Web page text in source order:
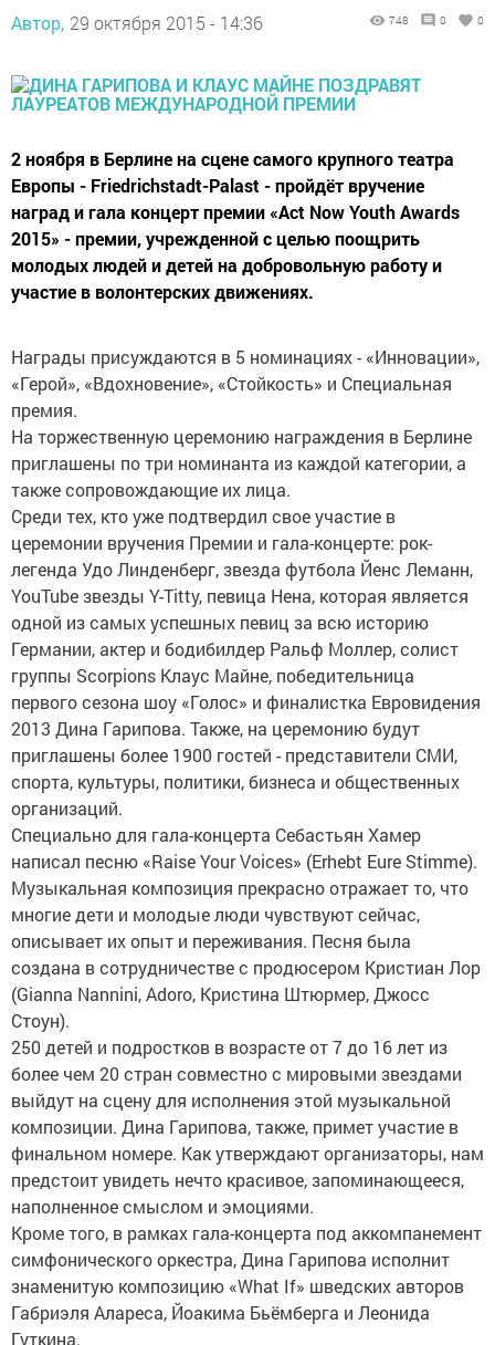
Автор, 29 октября 2015 - 14:36 748 0 0
2 ноября в Берлине на сцене самого крупного театра
Европы - Friedrichstadt-Palast - пройдёт вручение
наград и гала концерт премии «Act Now Youth Awards
2015» - премии, учрежденной с целью поощрить
молодых людей и детей на добровольную работу и
участие в волонтерских движениях.
Награды присуждаются в 5 номинациях - «Инновации»,
«Герой», «Вдохновение», «Стойкость» и Специальная
премия.
На торжественную церемонию награждения в Берлине
приглашены по три номинанта из каждой категории, а
также сопровождающие их лица.
Среди тех, кто уже подтвердил свое участие в
церемонии вручения Премии и гала-концерте: рок-
легенда Удо Линденберг, звезда футбола Йенс Леманн,
YouTube звезды Y-Titty, певица Нена, которая является
одной из самых успешных певиц за всю историю
Германии, актер и бодибилдер Ральф Моллер, солист
группы Scorpions Клаус Майне, победительница
первого сезона шоу «Голос» и финалистка Евровидения
2013 Дина Гарипова. Также, на церемонию будут
приглашены более 1900 гостей - представители СМИ,
спорта, культуры, политики, бизнеса и общественных
организаций.
Специально для гала-концерта Себастьян Хамер
написал песню «Raise Your Voices» (Erhebt Eure Stimme).
Музыкальная композиция прекрасно отражает то, что
многие дети и молодые люди чувствуют сейчас,
описывает их опыт и переживания. Песня была
создана в сотрудничестве с продюсером Кристиан Лор
(Gianna Nannini, Adoro, Кристина Штюрмер, Джосс
Стоун).
250 детей и подростков в возрасте от 7 до 16 лет из
более чем 20 стран совместно с мировыми звездами
выйдут на сцену для исполнения этой музыкальной
композиции. Дина Гарипова, также, примет участие в
финальном номере. Как утверждают организаторы, нам
предстоит увидеть нечто красивое, запоминающееся,
наполненное смыслом и эмоциями.
Кроме того, в рамках гала-концерта под аккомпанемент
симфонического оркестра, Дина Гарипова исполнит
знаменитую композицию «What If» шведских авторов
Габриэля Алареса, Йоакима Бьёмберга и Леонида
Гуткина.